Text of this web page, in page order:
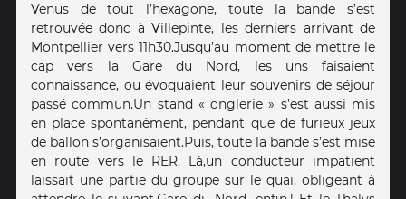
Venus de tout l’hexagone, toute la bande s’est
retrouvée donc à Villepinte, les derniers arrivant de
Montpellier vers 11h30. Jusqu’au moment de mettre le
cap vers la Gare du Nord, les uns faisaient
connaissance, ou évoquaient leur souvenirs de séjour
passé commun. Un stand « onglerie » s’est aussi mis
en place spontanément, pendant que de furieux jeux
de ballon s’organisaient. Puis, toute la bande s’est mise
en route vers le RER. Là,un conducteur impatient
laissait une partie du groupe sur le quai, obligeant à